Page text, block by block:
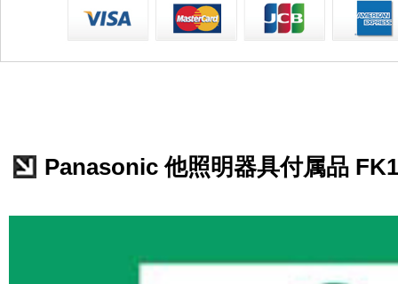
Panasonic 他照明器具付属品